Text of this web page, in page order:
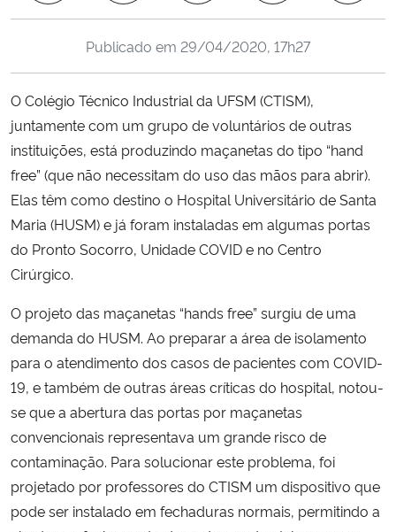
Ministério de Minas e Energia
Ministério da Ciência, Tecnologia, Inovações e Comunicações
Ministério do Meio Ambiente
Ministério do Turismo
Controladoria-Geral da União
Ministério da Mulher, da Família e dos Direitos Humanos
Secretaria-Geral
Secretaria de Governo
Publicado em 29/04/2020, 17h27
O Colégio Técnico Industrial da UFSM (CTISM),
juntamente com um grupo de voluntários de outras
instituições, está produzindo maçanetas do tipo “hand
free” (que não necessitam do uso das mãos para abrir).
Elas têm como destino o Hospital Universitário de Santa
Maria (HUSM) e já foram instaladas em algumas portas
do Pronto Socorro, Unidade COVID e no Centro
Cirúrgico.
O projeto das maçanetas “hands free” surgiu de uma
demanda do HUSM. Ao preparar a área de isolamento
para o atendimento dos casos de pacientes com COVID-
19, e também de outras áreas críticas do hospital, notou-
se que a abertura das portas por maçanetas
convencionais representava um grande risco de
contaminação. Para solucionar este problema, foi
projetado por professores do CTISM um dispositivo que
pode ser instalado em fechaduras normais, permitindo a